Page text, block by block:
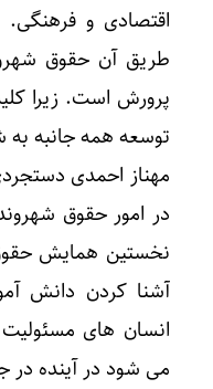
اقتصادی و
طریق آن حقوق
پرورش است. زیرا
توسعه همه جانبه
مهناز احمدی
در امور حقوق
نخستین همایش
آشنا کردن دانش
انسان های
می شود در آینده در